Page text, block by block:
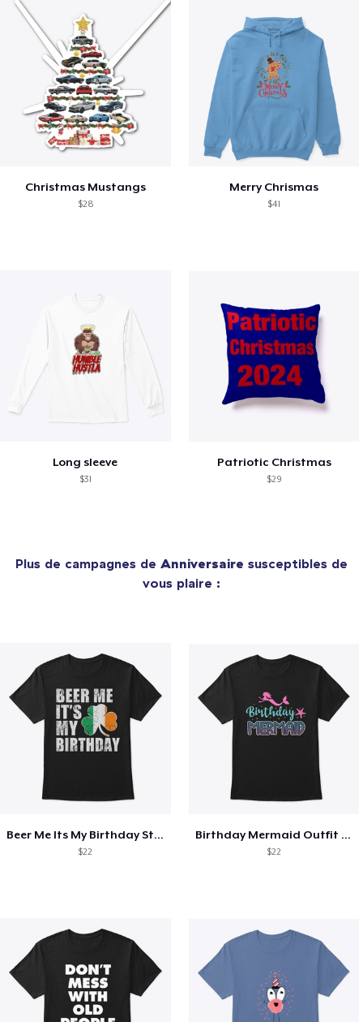
Christmas Mustangs
$28
Merry Chrismas
$41
Long sleeve
$31
Patriotic Christmas
$29
Plus de campagnes de Anniversaire susceptibles de
vous plaire :
Beer Me Its My Birthday St Patricks Day
$22
Birthday Mermaid Outfit Costume
$22